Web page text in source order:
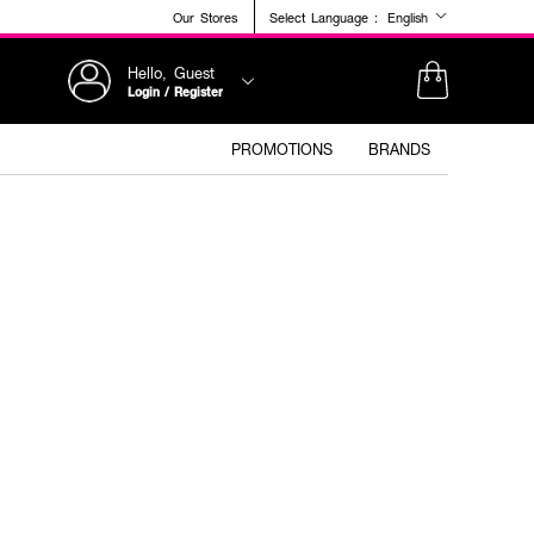
Our Stores Select Language : English
Hello, Guest
Login / Register
PROMOTIONS BRANDS